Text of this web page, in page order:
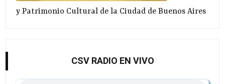
y Patrimonio Cultural de la Ciudad de Buenos Aires
CSV RADIO EN VIVO